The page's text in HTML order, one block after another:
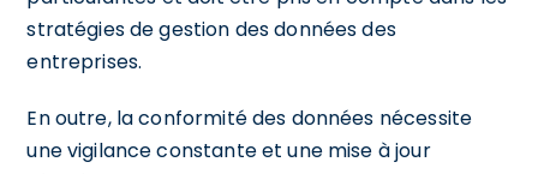
stratégies de gestion des données des
entreprises.
En outre, la conformité des données nécessite
une vigilance constante et une mise à jour